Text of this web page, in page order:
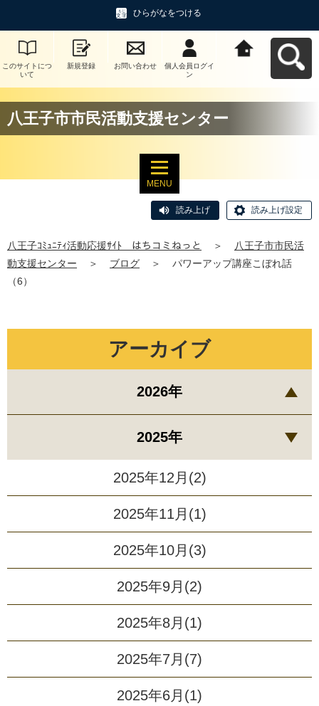
ひらがなをつける
このサイトにつ
いて
新規登録 お問い合わせ
個人会員ログイ
ン
八王子市市民活動支援センター
MENU
読み上げ 読み上げ設定
八王子ｺﾐｭﾆﾃｨ活動応援ｻｲﾄ はちコミねっと ＞
八王子市市民活
動支援センター
＞ ブログ ＞
パワーアップ講座こぼれ話
（6）
アーカイブ
2026年
2025年
2025年12月(2)
2025年11月(1)
2025年10月(3)
2025年9月(2)
2025年8月(1)
2025年7月(7)
2025年6月(1)